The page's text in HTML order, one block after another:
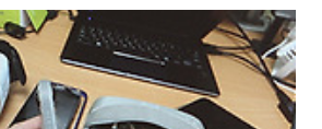
시간으로 볼 수 있습니다. 이 외에 영화나 여
는데요. 예전에야 다운로드 해서 보고 했지만
실시간으로 바로 봅니다. 실시간TV 어디서
중앙박물관으로 갔었는데요. 가다보니 넓은
폰으로 넓은 화각으로 한장 찍어봤습니다. 이